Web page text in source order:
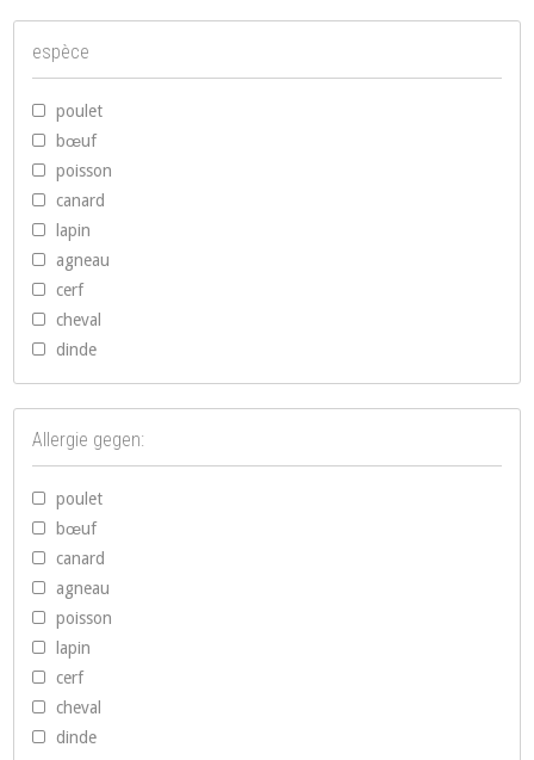
espèce
poulet
bœuf
poisson
canard
lapin
agneau
cerf
cheval
dinde
Allergie gegen:
poulet
bœuf
canard
agneau
poisson
lapin
cerf
cheval
dinde